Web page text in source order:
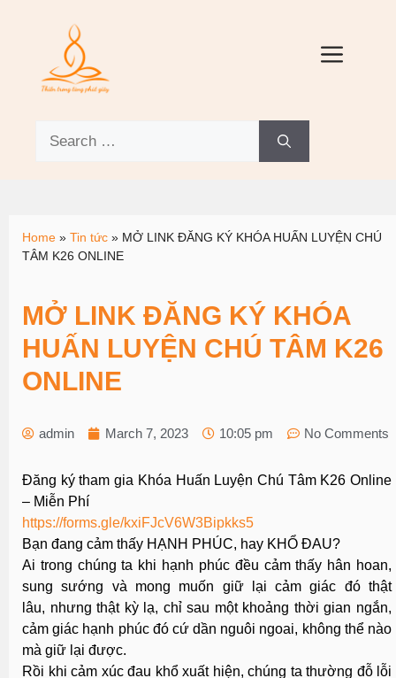
Home » Tin tức » MỞ LINK ĐĂNG KÝ KHÓA HUẤN LUYỆN CHÚ
TÂM K26 ONLINE
MỞ LINK ĐĂNG KÝ KHÓA
HUẤN LUYỆN CHÚ TÂM K26
ONLINE
admin March 7, 2023 10:05 pm No Comments
Đăng ký tham gia Khóa Huấn Luyện Chú Tâm K26 Online
– Miễn Phí
https://forms.gle/kxiFJcV6W3Bipkks5
Bạn đang cảm thấy HẠNH PHÚC, hay KHỔ ĐAU?
Ai trong chúng ta khi hạnh phúc đều cảm thấy hân hoan,
sung sướng và mong muốn giữ lại cảm giác đó thật
lâu, nhưng thật kỳ lạ, chỉ sau một khoảng thời gian ngắn,
cảm giác hạnh phúc đó cứ dần nguôi ngoai, không thể nào
mà giữ lại được.
Rồi khi cảm xúc đau khổ xuất hiện, chúng ta thường đỗ lỗi